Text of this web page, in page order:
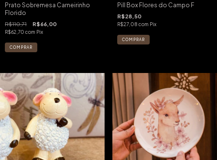
Prato Sobremesa Carneirinho
Florido
R$110,71 R$66,00
R$62,70 com Pix
Pill Box Flores do Campo F
R$28,50
R$27,08 com Pix